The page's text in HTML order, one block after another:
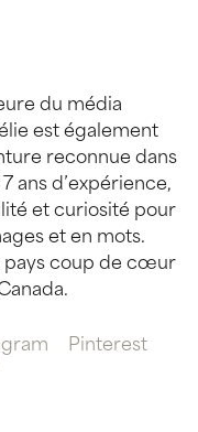
du média
est également
reconnue dans
ans d’expérience,
et curiosité pour
et en mots.
pays coup de cœur
Pinterest